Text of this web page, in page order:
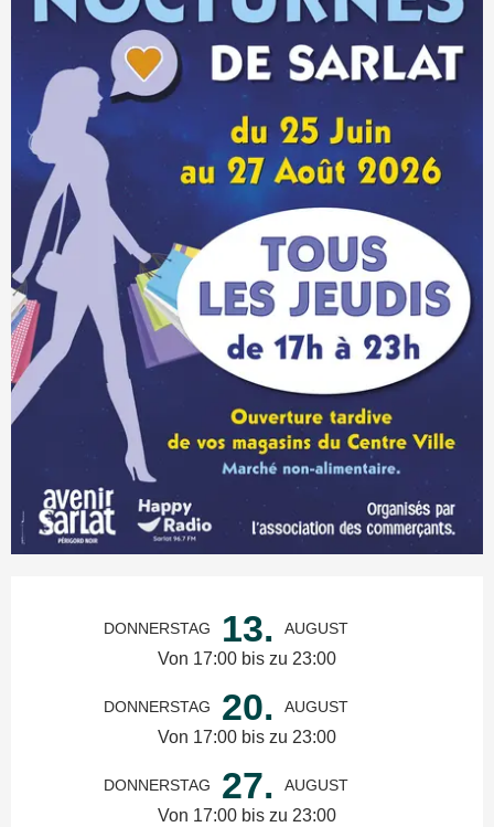
DONNERSTAG 13. AUGUST
Von 17:00 bis zu 23:00
DONNERSTAG 20. AUGUST
Von 17:00 bis zu 23:00
DONNERSTAG 27. AUGUST
Von 17:00 bis zu 23:00